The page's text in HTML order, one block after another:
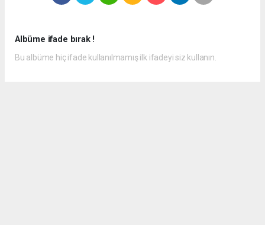
Albüme ifade bırak !
Bu albüme hiç ifade kullanılmamış ilk ifadeyi siz kullanın.